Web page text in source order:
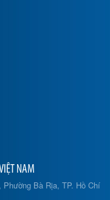
NAM
Phường Bà Rịa, TP. Hồ Chí